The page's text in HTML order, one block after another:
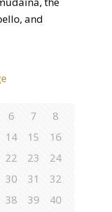
and
6 7
8
14 15
16
22 23
24
30 31
32
38 39
40